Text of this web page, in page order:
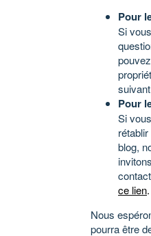
Pour
Si
suivant
Pour
Si
blog,
ce lien.
Nous
pourra être